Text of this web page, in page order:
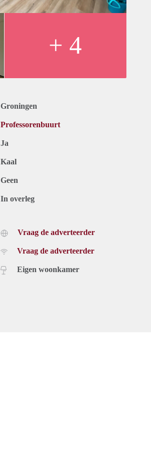
+ 4
Groningen
Professorenbuurt
Ja
Kaal
Geen
In overleg
Vraag de adverteerder
Vraag de adverteerder
Eigen woonkamer